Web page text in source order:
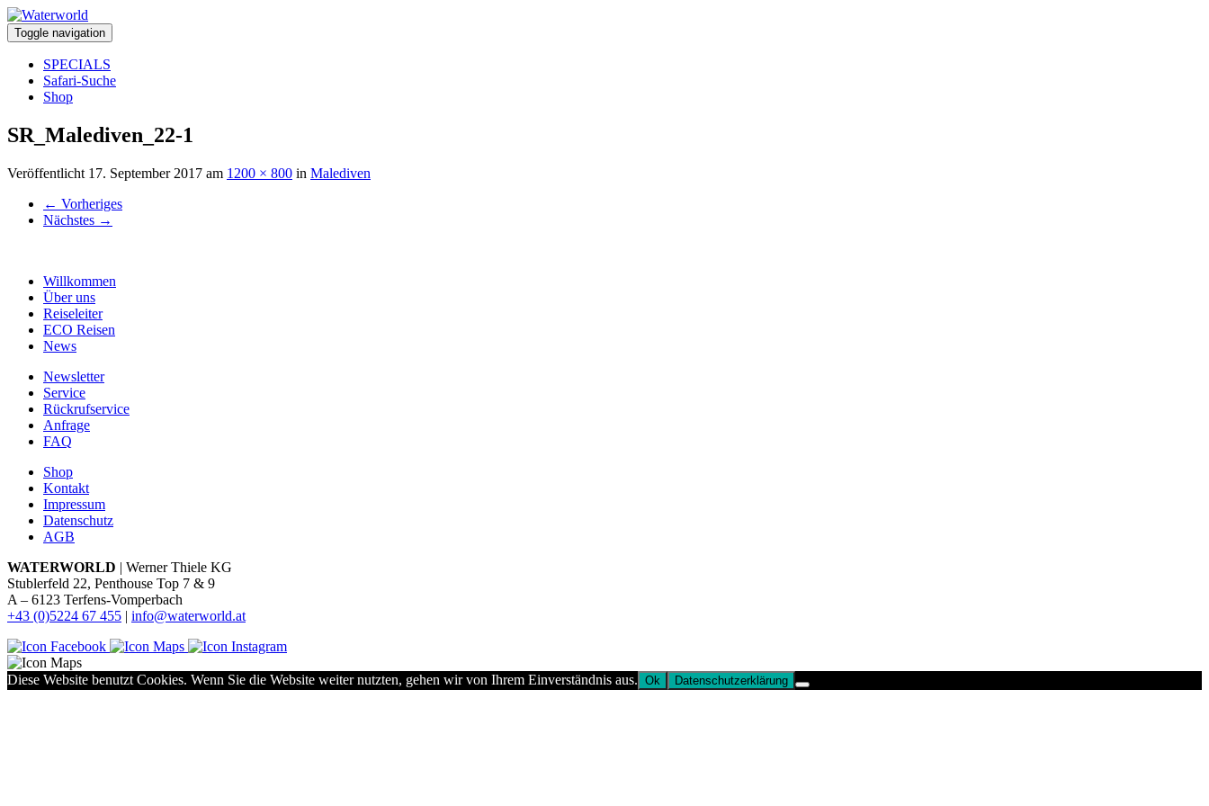
Toggle navigation
SPECIALS
Safari-Suche
Shop
SR_Malediven_22-1
Veröffentlicht 17. September 2017 am 1200 × 800 in Malediven
← Vorheriges
Nächstes →
Willkommen
Über uns
Reiseleiter
ECO Reisen
News
Newsletter
Service
Rückrufservice
Anfrage
FAQ
Shop
Kontakt
Impressum
Datenschutz
AGB
WATERWORLD | Werner Thiele KG
Stublerfeld 22, Penthouse Top 7 & 9
A – 6123 Terfens-Vomperbach
+43 (0)5224 67 455 | info@waterworld.at
Diese Website benutzt Cookies. Wenn Sie die Website weiter nutzten, gehen wir von Ihrem Einverständnis aus. Ok Datenschutzerklärung